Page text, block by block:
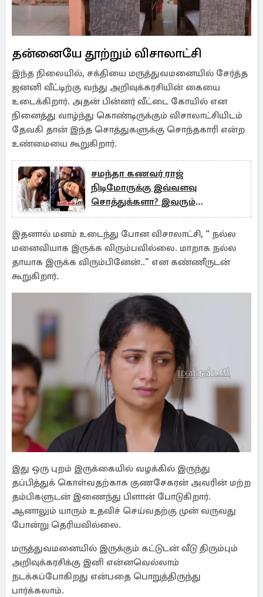
தன்னையே தூற்றும் விசாலாட்சி
இந்த நிலையில், சக்தியை மருத்துவமனையில் சேர்த்த
ஜனனி வீட்டிற்கு வந்து அறிவுக்கரசியின் கையை
உடைக்கிறார். அதன் பின்னர் வீட்டை கோயில் என
நினைத்து வாழ்ந்து கொண்டிருக்கும் விசாலாட்சியிடம்
தேவகி தான் இந்த சொத்துகளுக்கு சொந்தகாரி என்ற
உண்மையை கூறுகிறார்.
சமந்தா கணவர் ராஜ்
நிடிமோருக்கு இவ்வளவு
சொத்துக்களா? இவரும்
கோடீஸ்வரர் தான் போல
இதனால் மனம் உடைந்து போன விசாலாட்சி, “ நல்ல
மனைவியாக இருக்க விரும்பவில்லை. மாறாக நல்ல
தாயாக இருக்க விரும்பினேன்..” என கண்ணீருடன்
கூறுகிறார்.
இது ஒரு புறம் இருக்கையில் வழக்கில் இருந்து
தப்பித்துக் கொள்வதற்காக குணசேகரன் அவரின் மற்ற
தம்பிகளுடன் இணைந்து பிளான் போடுகிறார்.
ஆனாலும் யாரும் உதவிச் செய்வதற்கு முன் வருவது
போன்று தெரியவில்லை.
மருத்துவமனையில் இருக்கும் கட்டுடன் வீடு திரும்பும்
அறிவுக்கரசிக்கு இனி என்னவெல்லாம்
நடக்கப்போகிறது என்பதை பொறுத்திருந்து
பார்க்கலாம்.